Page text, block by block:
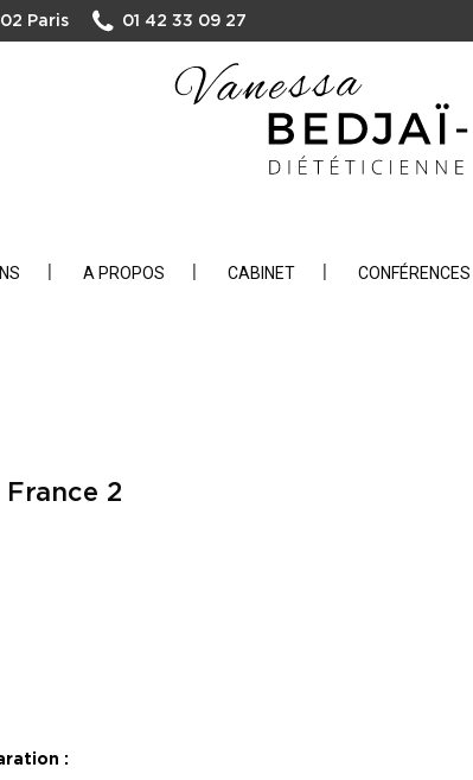
Paris 01 42 33 09 27
A PROPOS CABINET CONFÉRENCES
France 2
: